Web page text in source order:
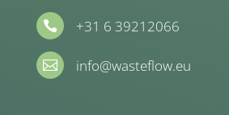
 +31 6 39212066
 info@wasteflow.eu